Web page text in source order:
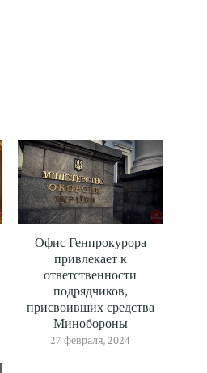
Офис Генпрокурора
привлекает к
ответственности
подрядчиков,
присвоивших средства
Минобороны
27 февраля, 2024